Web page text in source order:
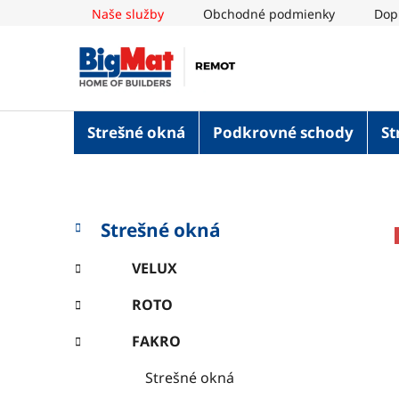
Naše služby Obchodné podmienky
Strešné okná Podkrovné schody
B
o
č
ý
p
Preskočiť
kategórie
K
a
e
g
ó
r
i
Strešné okná
VELUX
ROTO
FAKRO
Strešné okná